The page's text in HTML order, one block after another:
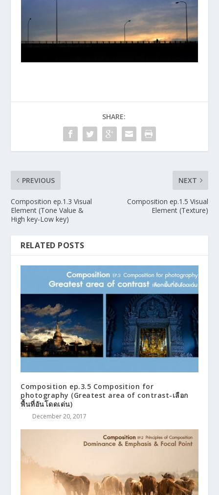
SHARE:
PREVIOUS
Composition ep.1.3 Visual
Element (Tone Value &
High key-Low key)
NEXT
Composition ep.1.5 Visual
Element (Texture)
RELATED POSTS
Composition ep.3.5 Composition for
photography (Greatest area of contrast-เลือก
พื้นที่อันโดดเด่น)
December 20, 2017